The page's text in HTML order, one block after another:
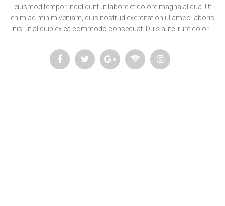
eiusmod tempor incididunt ut labore et dolore magna aliqua. Ut
enim ad minim veniam, quis nostrud exercitation ullamco laboris
nisi ut aliquip ex ea commodo consequat. Duis aute irure dolor...